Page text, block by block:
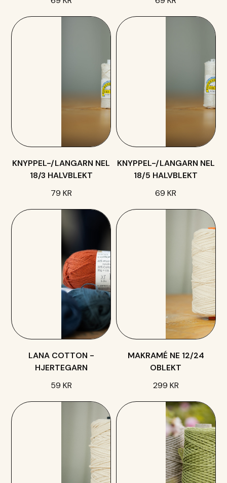
KNYPPEL-/LANGARN NEL
18/3 HALVBLEKT
79 KR
KNYPPEL-/LANGARN NEL
18/5 HALVBLEKT
69 KR
LANA COTTON -
HJERTEGARN
59 KR
MAKRAMÉ NE 12/24
OBLEKT
299 KR